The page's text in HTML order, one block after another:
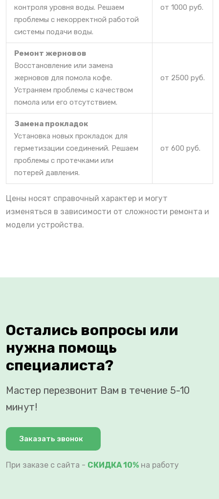
контроля уровня воды. Решаем
проблемы с некорректной работой
системы подачи воды.
от 1000 руб.
Ремонт жерновов
Восстановление или замена
жерновов для помола кофе.
Устраняем проблемы с качеством
помола или его отсутствием.
от 2500 руб.
Замена прокладок
Установка новых прокладок для
герметизации соединений. Решаем
проблемы с протечками или
потерей давления.
от 600 руб.
Цены носят справочный характер и могут
изменяться в зависимости от сложности ремонта и
модели устройства.
Остались вопросы или
нужна помощь
специалиста?
Мастер перезвонит Вам в течение 5-10
минут!
Заказать звонок
При заказе с сайта - СКИДКА 10% на работу